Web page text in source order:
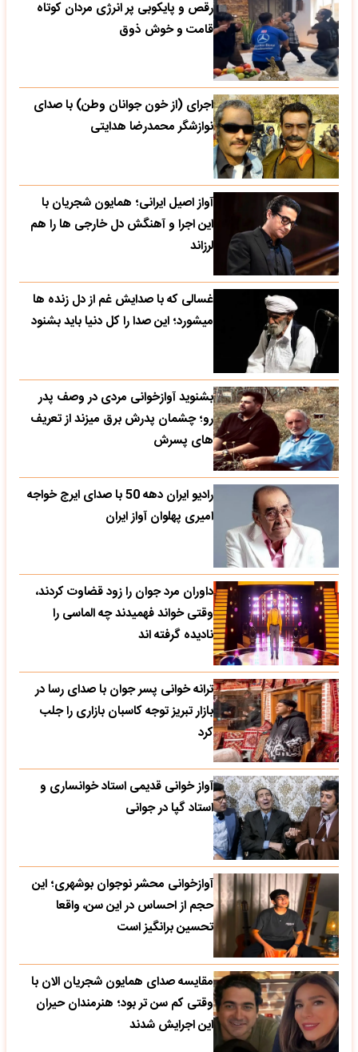
رقص و پایکوبی پر انرژی مردان کوتاه
قامت و خوش ذوق
اجرای (از خون جوانان وطن) با صدای
نوازشگر محمدرضا هدایتی
آواز اصیل ایرانی؛ همایون شجریان با
این اجرا و آهنگش دل خارجی ها را هم
لرزاند
غسالی که با صدایش غم از دل زنده ها
میشورد؛ این صدا را کل دنیا باید بشنود
بشنوید آوازخوانی مردی در وصف پدر
رو؛ چشمان پدرش برق میزند از تعریف
های پسرش
رادیو ایران دهه 50 با صدای ایرج خواجه
امیری پهلوان آواز ایران
داوران مرد جوان را زود قضاوت کردند،
وقتی خواند فهمیدند چه الماسی را
نادیده گرفته اند
ترانه خوانی پسر جوان با صدای رسا در
بازار تبریز توجه کاسبان بازاری را جلب
کرد
آواز خوانی قدیمی استاد خوانساری و
استاد گپا در جوانی
آوازخوانی محشر نوجوان بوشهری؛ این
حجم از احساس در این سن، واقعا
تحسین‌ برانگیز است
مقایسه صدای همایون شجریان الان با
وقتی کم سن تر بود؛ هنرمندان حیران
این اجرایش شدند